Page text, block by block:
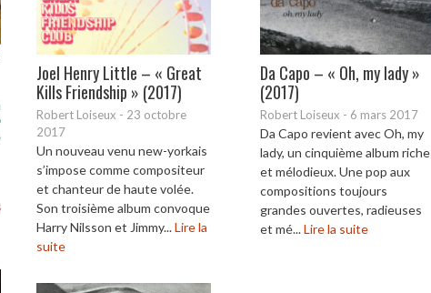
Joel Henry Little – « Great
Kills Friendship » (2017)
Robert Loiseux - 23 octobre
2017
Un nouveau venu new-yorkais
s’impose comme compositeur
et chanteur de haute volée.
Son troisième album convoque
Harry Nilsson et Jimmy...Lire la
suite
Da Capo – « Oh, my lady »
(2017)
Robert Loiseux - 6 mars 2017
Da Capo revient avec Oh, my
lady, un cinquième album riche
et mélodieux. Une pop aux
compositions toujours
grandes ouvertes, radieuses
et mé...Lire la suite